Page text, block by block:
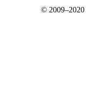
© 2009–2020